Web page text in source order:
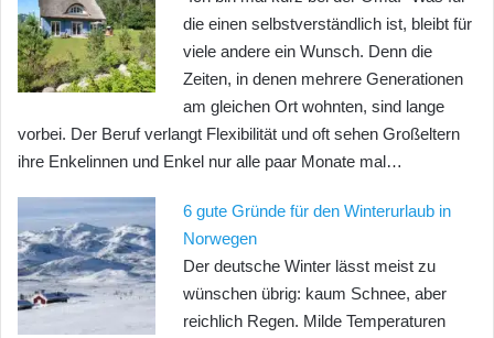
die einen selbstverständlich ist, bleibt für
viele andere ein Wunsch. Denn die
Zeiten, in denen mehrere Generationen
am gleichen Ort wohnten, sind lange
vorbei. Der Beruf verlangt Flexibilität und oft sehen Großeltern
ihre Enkelinnen und Enkel nur alle paar Monate mal…
6 gute Gründe für den Winterurlaub in
Norwegen
Der deutsche Winter lässt meist zu
wünschen übrig: kaum Schnee, aber
reichlich Regen. Milde Temperaturen